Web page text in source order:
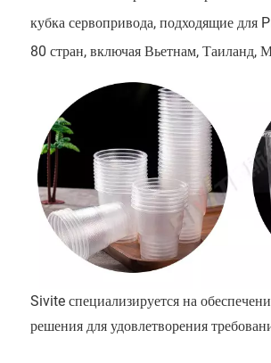
кубка сервопривода, подходящие для
80 стран, включая Вьетнам,
Sivite специализируется на
решения для удовлетворения